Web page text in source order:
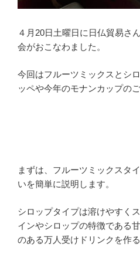
４月20日土曜日に日仏貿易さ
会がおこなわました。
今回はフルーツミックスとシ
ッペや今年のモナンカップのご
まずは、フルーツミックスタ
いを簡単に説明します。
シロップタイプは溶けやすく
インやシロップの特徴である
のある万人受けドリンクを作